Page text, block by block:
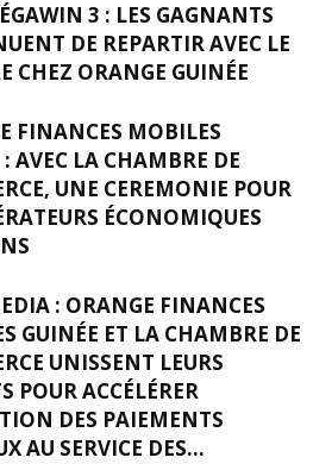
3 : LES GAGNANTS
DE REPARTIR AVEC LE
CHEZ ORANGE GUINÉE
FINANCES MOBILES
AVEC LA CHAMBRE DE
UNE CEREMONIE POUR
ÉCONOMIQUES
: ORANGE FINANCES
GUINÉE ET LA CHAMBRE DE
UNISSENT LEURS
POUR ACCÉLÉRER
DES PAIEMENTS
AU SERVICE DES...